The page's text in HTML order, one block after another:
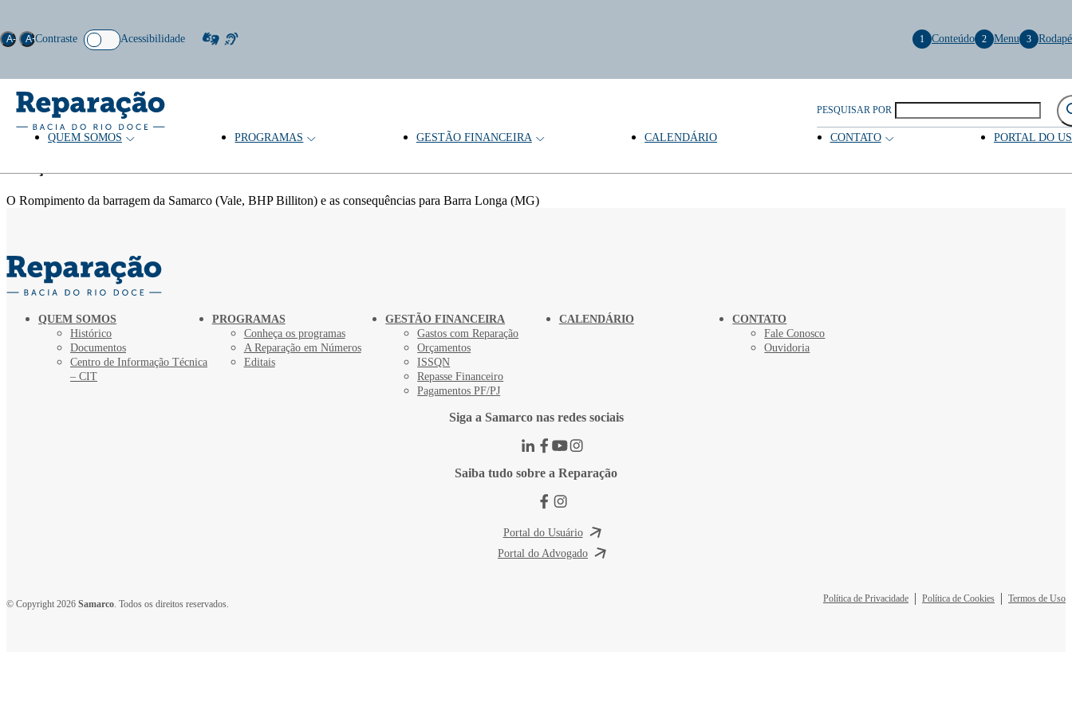
PESQUISAR POR
QUEM SOMOS PROGRAMAS GESTÃO FINANCEIRA CALENDÁRIO CONTATO PORTAL DO
Acessibilidade
A- A+Contraste 1 Conteúdo 2 Menu 3 Rodapé
O Rompimento da barragem da Samarco (Vale, BHP Billiton) e as consequências para Barra Longa (MG)
QUEM SOMOS
Histórico
Documentos
Centro de Informação Técnica
– CIT
PROGRAMAS
Conheça os programas
A Reparação em Números
Editais
GESTÃO FINANCEIRA
Gastos com Reparação
Orçamentos
ISSQN
Repasse Financeiro
Pagamentos PF/PJ
CALENDÁRIO
CONTATO
Fale Conosco
Ouvidoria
Siga a Samarco nas redes sociais
Saiba tudo sobre a Reparação
Portal do Usuário
Portal do Advogado
© Copyright 2026 Samarco . Todos os direitos reservados. Política de Privacidade Política de Cookies Termos de Uso